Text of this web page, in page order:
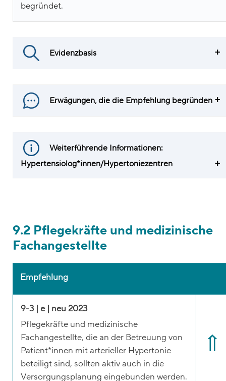
begründet.
Evidenzbasis
Erwägungen, die die Empfehlung begründen
Weiterführende Informationen:
Hypertensiolog*innen/Hypertoniezentren
9.2 Pflegekräfte und medizinische
Fachangestellte
Empfehlung
9-3 | e | neu 2023
Pflegekräfte und medizinische
Fachangestellte, die an der Betreuung von
Patient*innen mit arterieller Hypertonie
beteiligt sind, sollten aktiv auch in die
Versorgungsplanung eingebunden werden.